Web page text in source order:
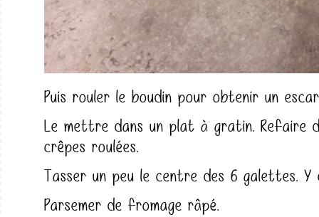
Puis rouler le boudin pour obtenir un
Le mettre dans un plat à gratin. Refaire
crêpes roulées.
Tasser un peu le centre des 6 galettes.
Parsemer de fromage râpé.